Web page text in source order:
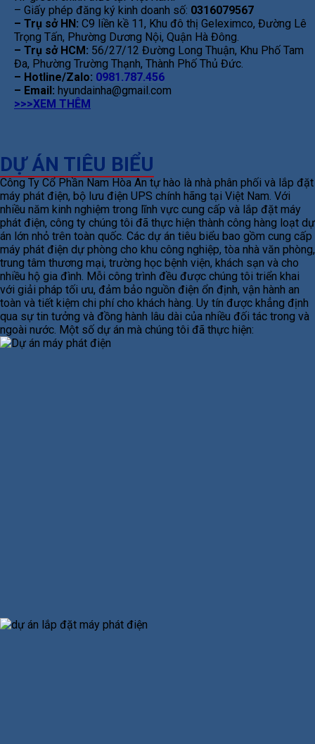
– Giấy phép đăng ký kinh doanh số: 0316079567
– Trụ sở HN: C9 liền kề 11, Khu đô thị Geleximco, Đường Lê
Trọng Tấn, Phường Dương Nội, Quận Hà Đông.
– Trụ sở HCM: 56/27/12 Đường Long Thuận, Khu Phố Tam
Đa, Phường Trường Thạnh, Thành Phố Thủ Đức.
– Hotline/Zalo: 0981.787.456
– Email: hyundainha@gmail.com
>>>XEM THÊM
DỰ ÁN TIÊU BIỂU
Công Ty Cổ Phần Nam Hòa An tự hào là nhà phân phối và lắp đặt
máy phát điện, bộ lưu điện UPS chính hãng tại Việt Nam. Với
nhiều năm kinh nghiệm trong lĩnh vực cung cấp và lắp đặt máy
phát điện, công ty chúng tôi đã thực hiện thành công hàng loạt dự
án lớn nhỏ trên toàn quốc. Các dự án tiêu biểu bao gồm cung cấp
máy phát điện dự phòng cho khu công nghiệp, tòa nhà văn phòng,
trung tâm thương mại, trường học bệnh viện, khách sạn và cho
nhiều hộ gia đình. Mỗi công trình đều được chúng tôi triển khai
với giải pháp tối ưu, đảm bảo nguồn điện ổn định, vận hành an
toàn và tiết kiệm chi phí cho khách hàng. Uy tín được khẳng định
qua sự tin tưởng và đồng hành lâu dài của nhiều đối tác trong và
ngoài nước. Một số dự án mà chúng tôi đã thực hiện: